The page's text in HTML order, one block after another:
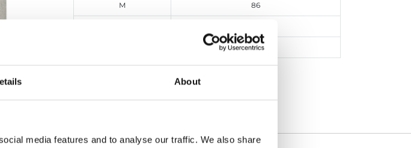
About
media features and to analyse our traffic. We also share
M 86
62
Iscriviti